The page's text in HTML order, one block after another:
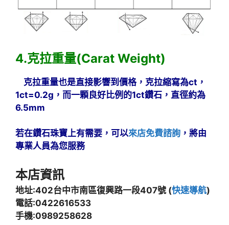
4.克拉重量(Carat Weight)
克拉重量也是直接影響到價格，克拉縮寫為ct，
1ct=0.2g，而一顆良好比例的1ct鑽石，直徑約為
6.5mm
若在鑽石珠寶上有需要，可以來店免費諮詢 ，將由
專業人員為您服務
本店資訊
地址:402台中市南區復興路一段407號 (快速導航)
電話:0422616533
手機:0989258628